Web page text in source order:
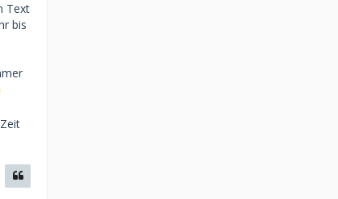
Text
bis